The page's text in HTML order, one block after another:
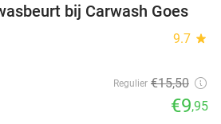
36%
bij Carwash Goes
9.7 star
Regulier €15,50
€9,95